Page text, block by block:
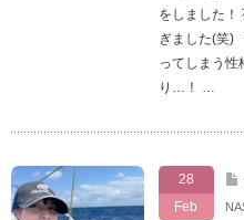
をしました
ぎました(笑)
ってしまう性
り…！ …
28
Feb